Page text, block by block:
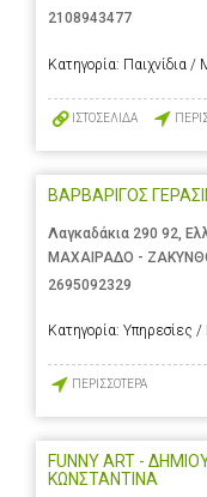
2108943477
Κατηγορία: Παιχνίδια /
ΙΣΤΟΣΕΛΙΔΑ
ΒΑΡΒΑΡΙΓΟΣ
Λαγκαδάκια 290 92,
ΜΑΧΑΙΡΑΔΟ -
2695092329
Κατηγορία: Υπηρεσίες /
ΠΕΡΙΣΣΟΤΕΡΑ
FUNNY ART -
ΚΩΝΣΤΑΝΤΙΝΑ